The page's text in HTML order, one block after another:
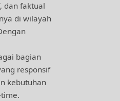
dan faktual
di wilayah
bagian
responsif
kebutuhan